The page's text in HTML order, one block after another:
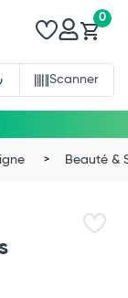
Scanner
0
Beauté &